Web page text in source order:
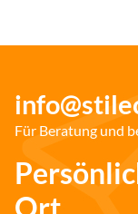
Für Beratung und